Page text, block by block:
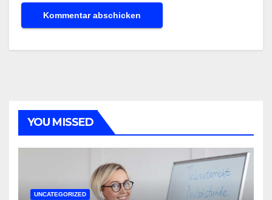
YOU MISSED
UNCATEGORIZED